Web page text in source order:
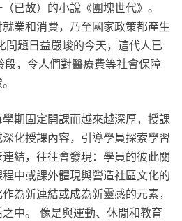
已故）的小說《團塊世代》。
業和消費，乃至國家政策都產生
問題日益嚴峻的今天，這代人已
，令人們對醫療費等社會保障
期固定開課而越來越深厚，授課
化授課內容，引導學員探索學習
結，往往會發現：學員的彼此關
中或課外體現與營造社區文化的
為新連結或成為新靈感的元素，
中。 像是與運動、休閒和教育